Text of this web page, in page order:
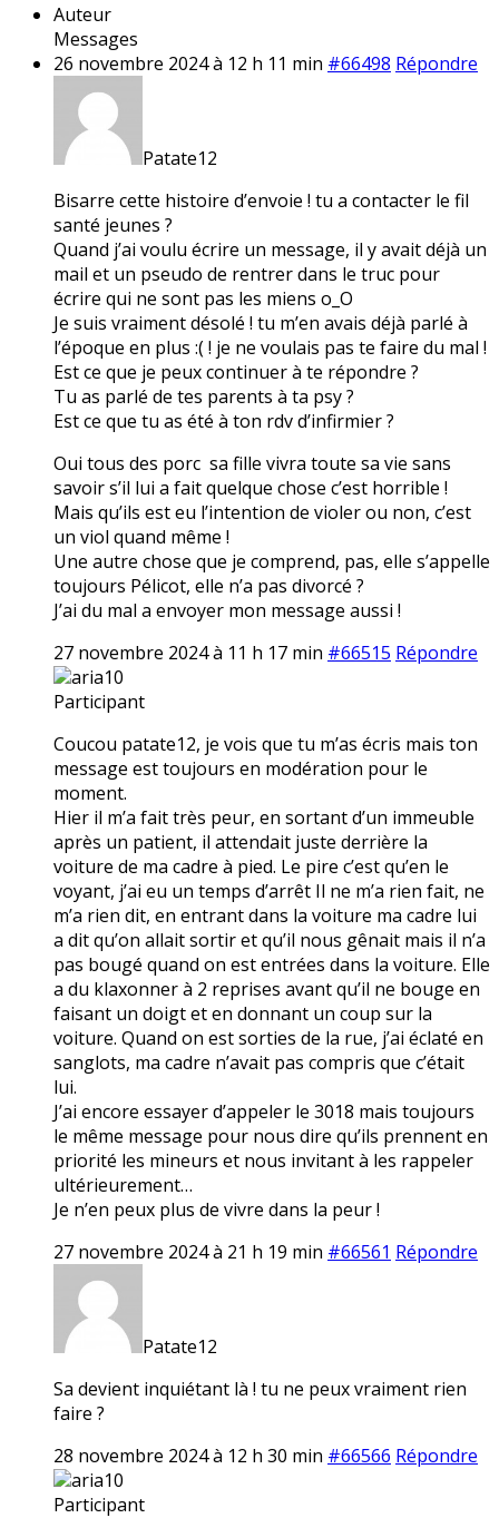
Auteur
Messages
26 novembre 2024 à 12 h 11 min #66498 Répondre
Patate12
Bisarre cette histoire d’envoie ! tu a contacter le fil
santé jeunes ?
Quand j’ai voulu écrire un message, il y avait déjà un
mail et un pseudo de rentrer dans le truc pour
écrire qui ne sont pas les miens o_O
Je suis vraiment désolé ! tu m’en avais déjà parlé à
l’époque en plus :( ! je ne voulais pas te faire du mal !
Est ce que je peux continuer à te répondre ?
Tu as parlé de tes parents à ta psy ?
Est ce que tu as été à ton rdv d’infirmier ?
Oui tous des porc sa fille vivra toute sa vie sans
savoir s’il lui a fait quelque chose c’est horrible !
Mais qu’ils est eu l’intention de violer ou non, c’est
un viol quand même !
Une autre chose que je comprend, pas, elle s’appelle
toujours Pélicot, elle n’a pas divorcé ?
J’ai du mal a envoyer mon message aussi !
27 novembre 2024 à 11 h 17 min #66515 Répondre
aria10
Participant
Coucou patate12, je vois que tu m’as écris mais ton
message est toujours en modération pour le
moment.
Hier il m’a fait très peur, en sortant d’un immeuble
après un patient, il attendait juste derrière la
voiture de ma cadre à pied. Le pire c’est qu’en le
voyant, j’ai eu un temps d’arrêt Il ne m’a rien fait, ne
m’a rien dit, en entrant dans la voiture ma cadre lui
a dit qu’on allait sortir et qu’il nous gênait mais il n’a
pas bougé quand on est entrées dans la voiture. Elle
a du klaxonner à 2 reprises avant qu’il ne bouge en
faisant un doigt et en donnant un coup sur la
voiture. Quand on est sorties de la rue, j’ai éclaté en
sanglots, ma cadre n’avait pas compris que c’était
lui.
J’ai encore essayer d’appeler le 3018 mais toujours
le même message pour nous dire qu’ils prennent en
priorité les mineurs et nous invitant à les rappeler
ultérieurement…
Je n’en peux plus de vivre dans la peur !
27 novembre 2024 à 21 h 19 min #66561 Répondre
Patate12
Sa devient inquiétant là ! tu ne peux vraiment rien
faire ?
28 novembre 2024 à 12 h 30 min #66566 Répondre
aria10
Participant